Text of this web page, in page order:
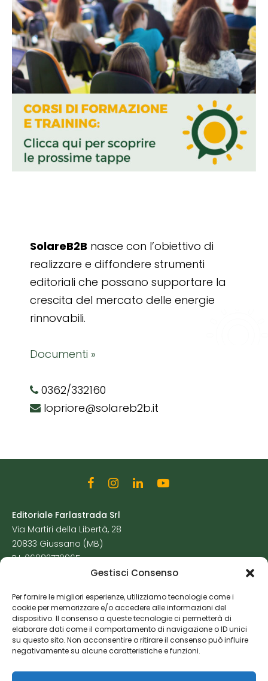
Gestisci Consenso
Per fornire le migliori esperienze, utilizziamo tecnologie come i
cookie per memorizzare e/o accedere alle informazioni del
dispositivo. Il consenso a queste tecnologie ci permetterà di
elaborare dati come il comportamento di navigazione o ID unici
su questo sito. Non acconsentire o ritirare il consenso può influire
negativamente su alcune caratteristiche e funzioni.
SolareB2B nasce con l’obiettivo di
realizzare e diffondere strumenti
editoriali che possano supportare la
crescita del mercato delle energie
rinnovabili.
Documenti »
0362/332160
lopriore@solareb2b.it
Editoriale Farlastrada Srl
Via Martiri della Libertà, 28
20833 Giussano (MB)
P.I. 06982770965
Cookie Policy
Risorse Aggiuntive